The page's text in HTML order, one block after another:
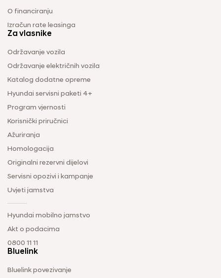
O financiranju
Izračun rate leasinga
Za vlasnike
Održavanje vozila
Održavanje električnih vozila
Katalog dodatne opreme
Hyundai servisni paketi 4+
Program vjernosti
Korisnički priručnici
Ažuriranja
Homologacija
Originalni rezervni dijelovi
Servisni opozivi i kampanje
Uvjeti jamstva
Hyundai mobilno jamstvo
Akt o podacima
0800 11 11
Bluelink
Bluelink povezivanje